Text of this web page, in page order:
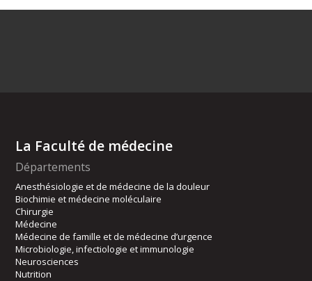
La Faculté de médecine
Départements
Anesthésiologie et de médecine de la douleur
Biochimie et médecine moléculaire
Chirurgie
Médecine
Médecine de famille et de médecine d’urgence
Microbiologie, infectiologie et immunologie
Neurosciences
Nutrition